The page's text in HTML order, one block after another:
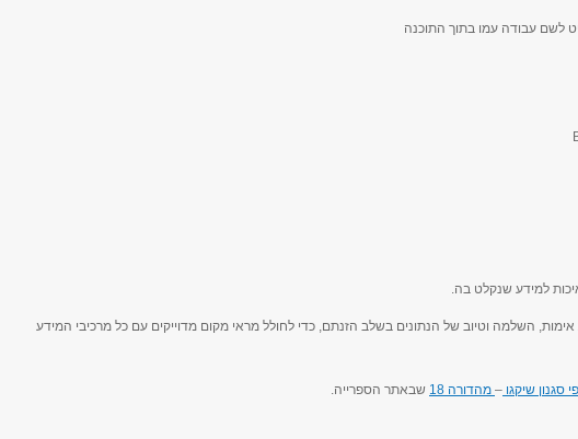
למידע שנקלט בה.
השלמה וטיוב של הנתונים בשלב הזנתם, כדי לחולל מראי מקום מדוייקים עם כל מרכיבי המידע
סגנון שיקגו – מהדורה 18 שבאתר הספרייה.